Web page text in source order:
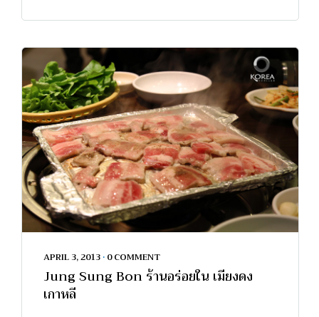
APRIL 3, 2013 • 0 COMMENT
Jung Sung Bon ร้านอร่อยใน เมียงดง
เกาหลี